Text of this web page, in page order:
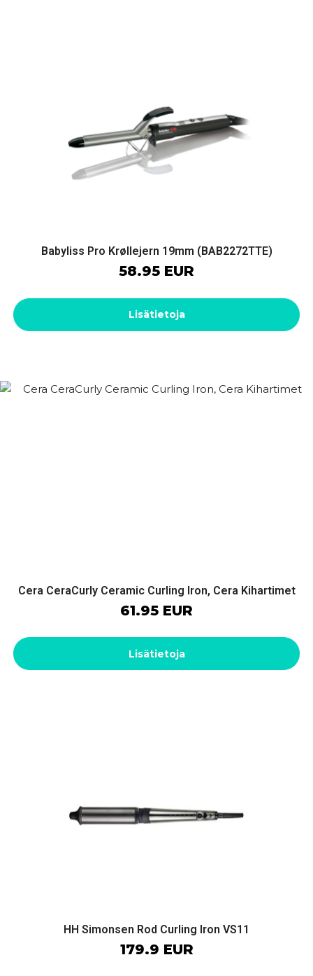
Babyliss Pro Krøllejern 19mm (BAB2272TTE)
58.95 EUR
Lisätietoja
Cera CeraCurly Ceramic Curling Iron, Cera Kihartimet
61.95 EUR
Lisätietoja
HH Simonsen Rod Curling Iron VS11
179.9 EUR